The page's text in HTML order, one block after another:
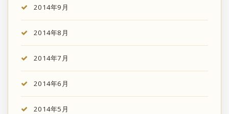
2014年9月
2014年8月
2014年7月
2014年6月
2014年5月